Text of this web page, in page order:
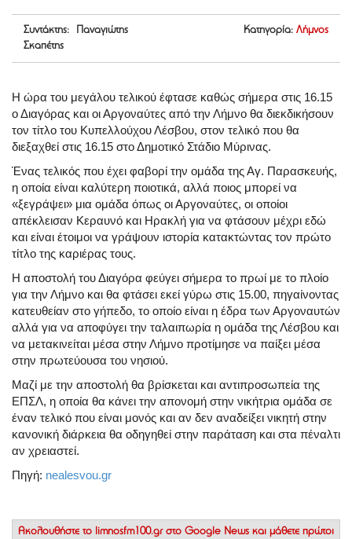
Συντάκτης: Παναγιώτης
Σκαπέτης
Κατηγορία: Λήμνος
Η ώρα του μεγάλου τελικού έφτασε καθώς σήμερα στις 16.15
ο Διαγόρας και οι Αργοναύτες από την Λήμνο θα διεκδικήσουν
τον τίτλο του Κυπελλούχου Λέσβου, στον τελικό που θα
διεξαχθεί στις 16.15 στο Δημοτικό Στάδιο Μύρινας.
Ένας τελικός που έχει φαβορί την ομάδα της Αγ. Παρασκευής,
η οποία είναι καλύτερη ποιοτικά, αλλά ποιος μπορεί να
«ξεγράψει» μια ομάδα όπως οι Αργοναύτες, οι οποίοι
απέκλεισαν Κεραυνό και Ηρακλή για να φτάσουν μέχρι εδώ
και είναι έτοιμοι να γράψουν ιστορία κατακτώντας τον πρώτο
τίτλο της καριέρας τους.
Η αποστολή του Διαγόρα φεύγει σήμερα το πρωί με το πλοίο
για την Λήμνο και θα φτάσει εκεί γύρω στις 15.00, πηγαίνοντας
κατευθείαν στο γήπεδο, το οποίο είναι η έδρα των Αργοναυτών
αλλά για να αποφύγει την ταλαιπωρία η ομάδα της Λέσβου και
να μετακινείται μέσα στην Λήμνο προτίμησε να παίξει μέσα
στην πρωτεύουσα του νησιού.
Μαζί με την αποστολή θα βρίσκεται και αντιπροσωπεία της
ΕΠΣΛ, η οποία θα κάνει την απονομή στην νικήτρια ομάδα σε
έναν τελικό που είναι μονός και αν δεν αναδείξει νικητή στην
κανονική διάρκεια θα οδηγηθεί στην παράταση και στα πέναλτι
αν χρειαστεί.
Πηγή: nealesvou.gr
Ακολουθήστε το limnosfm100.gr στο Google News και μάθετε πρώτοι